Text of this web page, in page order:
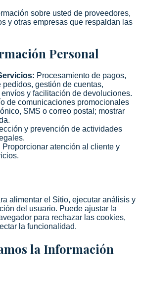
sobre usted de proveedores,
y otras empresas que respaldan las
Personal
: Procesamiento de pagos,
gestión de cuentas,
y facilitación de devoluciones.
de comunicaciones promocionales
SMS o correo postal; mostrar
y prevención de actividades
Proporcionar atención al cliente y
alimentar el Sitio, ejecutar análisis y
del usuario. Puede ajustar la
para rechazar las cookies,
la funcionalidad.
la Información